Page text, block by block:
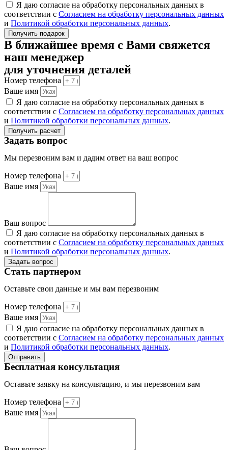
Я даю согласие на обработку персональных данных в
соответствии с Согласием на обработку персональных данных
и Политикой обработки персональных данных.
Получить подарок
В ближайшее время с Вами свяжется
наш менеджер
для уточнения деталей
Номер телефона
Ваше имя
Я даю согласие на обработку персональных данных в
соответствии с Согласием на обработку персональных данных
и Политикой обработки персональных данных.
Получить расчет
Задать вопрос
Мы перезвоним вам и дадим ответ на ваш вопрос
Номер телефона
Ваше имя
Ваш вопрос
Я даю согласие на обработку персональных данных в
соответствии с Согласием на обработку персональных данных
и Политикой обработки персональных данных.
Задать вопрос
Стать партнером
Оставьте свои данные и мы вам перезвоним
Номер телефона
Ваше имя
Я даю согласие на обработку персональных данных в
соответствии с Согласием на обработку персональных данных
и Политикой обработки персональных данных.
Отправить
Бесплатная консультация
Оставьте заявку на консультацию, и мы перезвоним вам
Номер телефона
Ваше имя